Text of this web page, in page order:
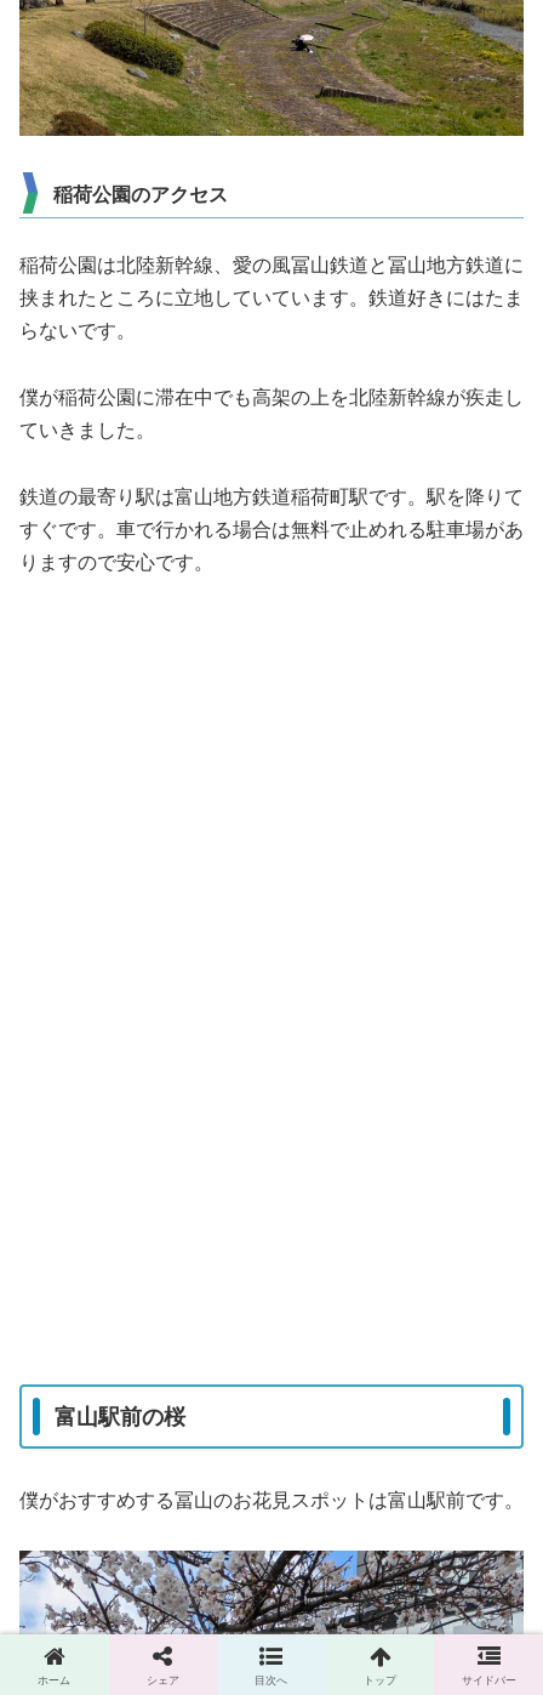
稲荷公園のアクセス
稲荷公園は北陸新幹線、愛の風冨山鉄道と冨山地方鉄道に
挟まれたところに立地していています。鉄道好きにはたま
らないです。
僕が稲荷公園に滞在中でも高架の上を北陸新幹線が疾走し
ていきました。
鉄道の最寄り駅は富山地方鉄道稲荷町駅です。駅を降りて
すぐです。車で行かれる場合は無料で止めれる駐車場があ
りますので安心です。
富山駅前の桜
僕がおすすめする冨山のお花見スポットは富山駅前です。
ホーム シェア 目次へ トップ サイドバー